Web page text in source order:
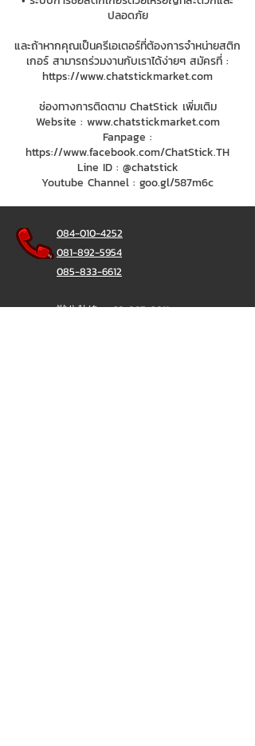
ปลอดภัย
และถ้าหากคุณเป็นครีเอเตอร์ที่ต้องการจำหน่ายสติก
เกอร์ สามารถร่วมงานกับเราได้ง่ายๆ สมัครที่ :
https://www.chatstickmarket.com
ช่องทางการติดตาม ChatStick เพิ่มเติม
Website : www.chatstickmarket.com
Fanpage :
https://www.facebook.com/ChatStick.TH
Line ID : @chatstick
Youtube Channel : goo.gl/587m6c
084-010-4252
081-892-5954
085-833-6612
辦公熱線：02-297-0811